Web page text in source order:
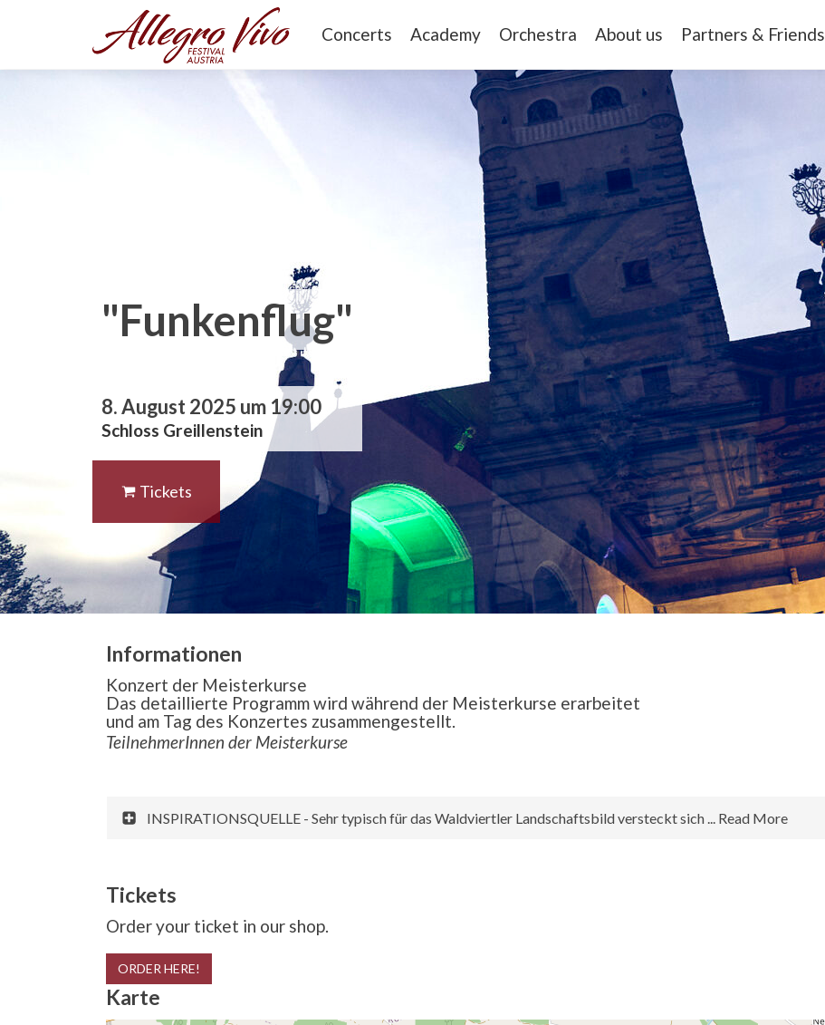
Concerts Academy Orchestra About us Partners & Friends
"Funkenflug"
8. August 2025 um 19:00
Schloss Greillenstein
Tickets
Informationen
Konzert der Meisterkurse
Das detaillierte Programm wird während der Meisterkurse erarbeitet
und am Tag des Konzertes zusammengestellt.
TeilnehmerInnen der Meisterkurse
INSPIRATIONSQUELLE - Sehr typisch für das Waldviertler Landschaftsbild versteckt sich ... Read More
Tickets
Order your ticket in our shop.
ORDER HERE!
Karte